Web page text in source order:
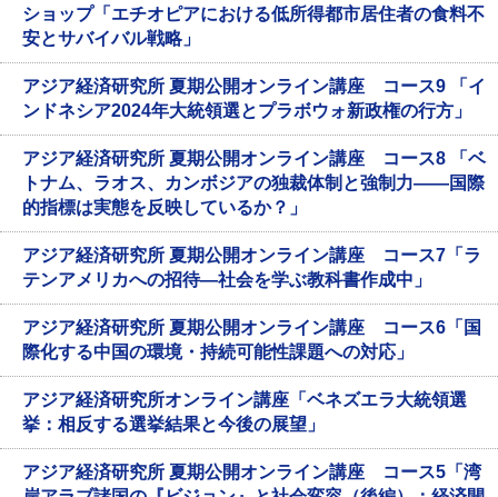
ショップ「エチオピアにおける低所得都市居住者の食料不
安とサバイバル戦略」
アジア経済研究所 夏期公開オンライン講座 コース9 「イ
ンドネシア2024年大統領選とプラボウォ新政権の行方」
アジア経済研究所 夏期公開オンライン講座 コース8 「ベ
トナム、ラオス、カンボジアの独裁体制と強制力――国際
的指標は実態を反映しているか？」
アジア経済研究所 夏期公開オンライン講座 コース7「ラ
テンアメリカへの招待―社会を学ぶ教科書作成中」
アジア経済研究所 夏期公開オンライン講座 コース6「国
際化する中国の環境・持続可能性課題への対応」
アジア経済研究所オンライン講座「ベネズエラ大統領選
挙：相反する選挙結果と今後の展望」
アジア経済研究所 夏期公開オンライン講座 コース5「湾